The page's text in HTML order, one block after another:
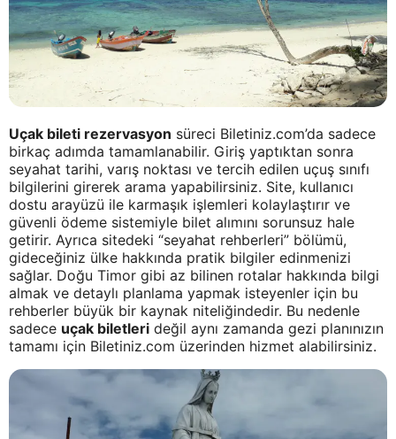
Uçak bileti rezervasyon süreci Biletiniz.com’da sadece
birkaç adımda tamamlanabilir. Giriş yaptıktan sonra
seyahat tarihi, varış noktası ve tercih edilen uçuş sınıfı
bilgilerini girerek arama yapabilirsiniz. Site, kullanıcı
dostu arayüzü ile karmaşık işlemleri kolaylaştırır ve
güvenli ödeme sistemiyle bilet alımını sorunsuz hale
getirir. Ayrıca sitedeki “seyahat rehberleri” bölümü,
gideceğiniz ülke hakkında pratik bilgiler edinmenizi
sağlar. Doğu Timor gibi az bilinen rotalar hakkında bilgi
almak ve detaylı planlama yapmak isteyenler için bu
rehberler büyük bir kaynak niteliğindedir. Bu nedenle
sadece uçak biletleri değil aynı zamanda gezi planınızın
tamamı için Biletiniz.com üzerinden hizmet alabilirsiniz.